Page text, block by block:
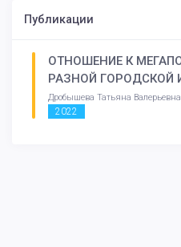
Публикации
ОТНОШЕНИЕ К
РАЗНОЙ ГОРОДСКОЙ
Дробышева Татьяна
2022